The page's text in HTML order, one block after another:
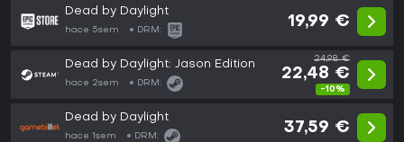
Dead by Daylight
hace 5sem DRM:
19,99 €
Dead by Daylight: Jason Edition
hace 2sem DRM:
24,98 €
22,48 €
-10%
Dead by Daylight
hace 1sem DRM:
37,59 €